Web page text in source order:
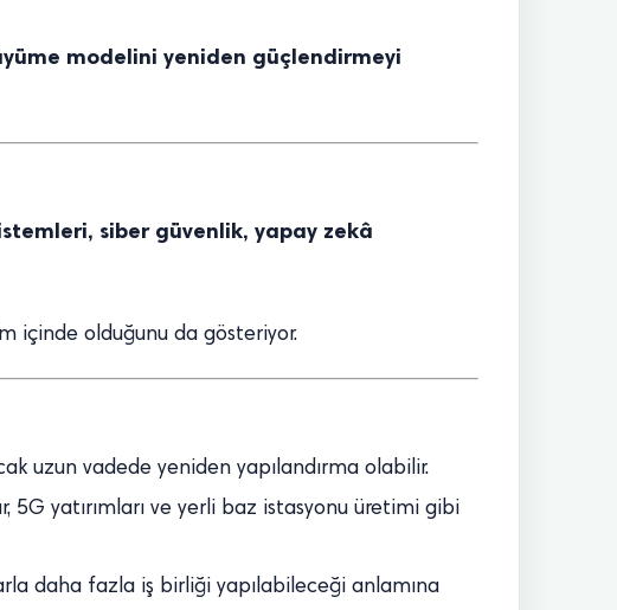
modelini yeniden güçlendirmeyi
siber güvenlik, yapay zekâ
içinde olduğunu da gösteriyor.
uzun vadede yeniden yapılandırma olabilir.
5G yatırımları ve yerli baz istasyonu üretimi gibi
daha fazla iş birliği yapılabileceği anlamına